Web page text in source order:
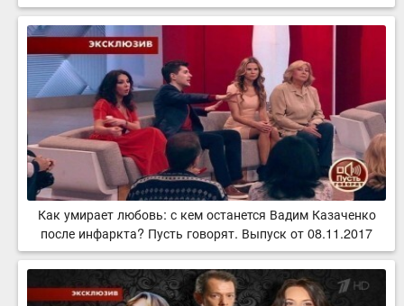
Как умирает любовь: с кем останется Вадим Казаченко
после инфаркта? Пусть говорят. Выпуск от 08.11.2017